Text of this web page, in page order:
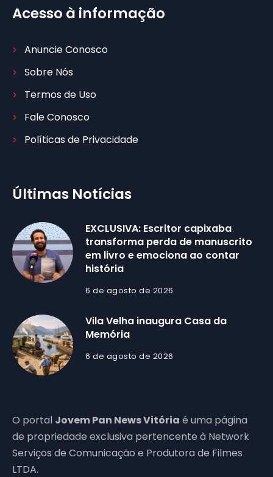
Acesso à informação
Anuncie Conosco
Sobre Nós
Termos de Uso
Fale Conosco
Políticas de Privacidade
Últimas Notícias
EXCLUSIVA: Escritor capixaba
transforma perda de manuscrito
em livro e emociona ao contar
história
6 de agosto de 2026
Vila Velha inaugura Casa da
Memória
6 de agosto de 2026
O portal Jovem Pan News Vitória é uma página
de propriedade exclusiva pertencente à Network
Serviços de Comunicação e Produtora de Filmes
LTDA.